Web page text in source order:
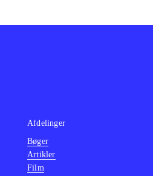
Afdelinger
Bøger
Artikler
Film